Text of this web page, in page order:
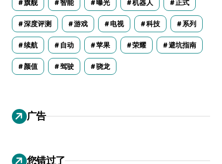
旗舰 智能 曝光 机器人 正式
深度评测 游戏 电视 科技 系列
续航 自动 苹果 荣耀 避坑指南
颜值 驾驶 骁龙
广告
您错过了